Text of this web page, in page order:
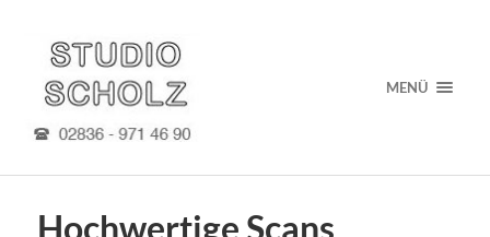
MENÜ
Hochwertige Scans